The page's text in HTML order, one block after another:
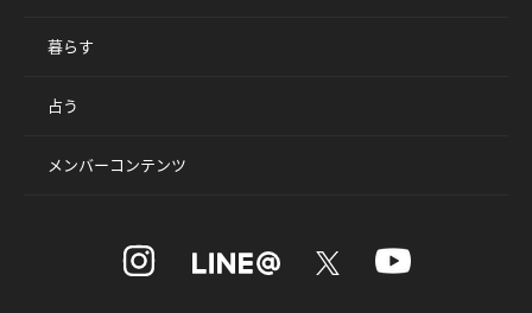
暮らす
占う
メンバーコンテンツ